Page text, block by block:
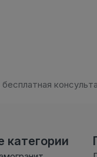
категории